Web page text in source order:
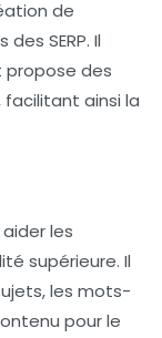
de
SERP. Il
propose des
ainsi la
les
supérieure. Il
les mots-
pour le